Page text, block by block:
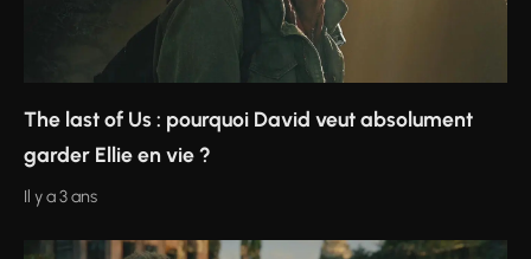
The last of Us : pourquoi David veut absolument
garder Ellie en vie ?
Il y a 3 ans